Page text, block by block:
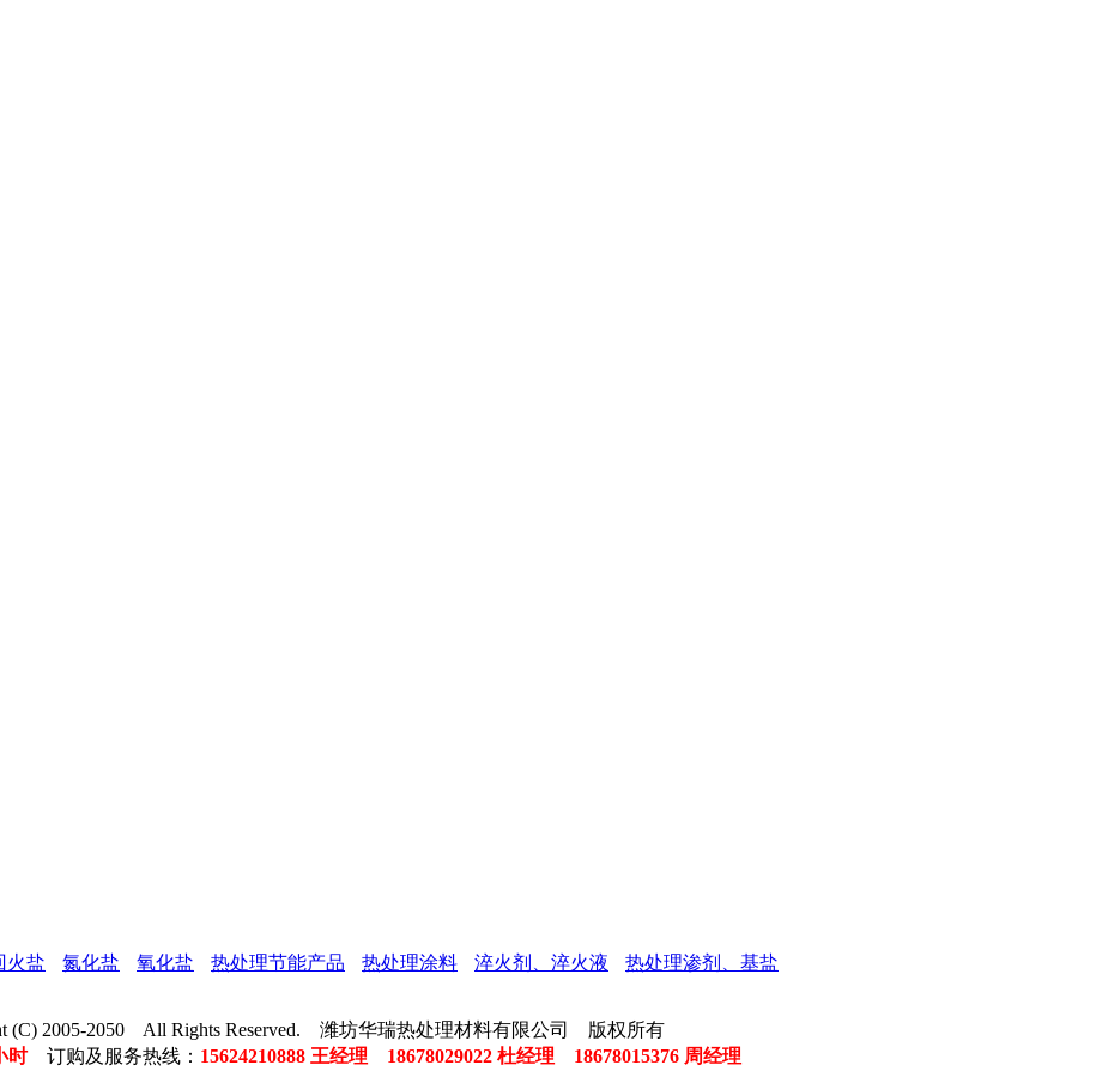
火盐 氮化盐 氧化盐 热处理节能产品 热处理涂料 淬火剂、淬火液 热处理渗剂、基盐
(C) 2005-2050 All Rights Reserved. 潍坊华瑞热处理材料有限公司 版权所有
时订购及服务热线： 15624210888 王经理 18678029022 杜经理 18678015376 周经理